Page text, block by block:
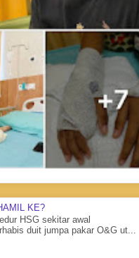
KE?
HSG sekitar awal
duit jumpa pakar O&G ut...